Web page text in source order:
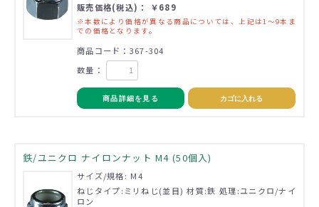
販売価格(税込)： ￥689
※本数により価格が異なる商品については、上記は1～9本ま
での価格となります。
商品コード：367-304
数量：
商品詳細を見る カゴに入れる
鉄/ユニクロ ナイロンナット M4 (50個入)
サイズ/規格: M4
ねじタイプ:ミリねじ(並目) 材質:鉄 処理:ユニクロ/ナイ
ロン